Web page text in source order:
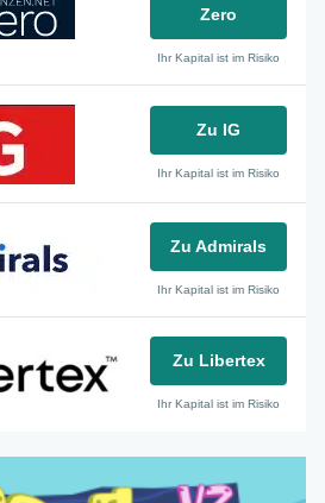
Zero
Ihr Kapital ist im Risiko
Zu IG
Ihr Kapital ist im Risiko
Zu Admirals
Ihr Kapital ist im Risiko
Zu Libertex
Ihr Kapital ist im Risiko